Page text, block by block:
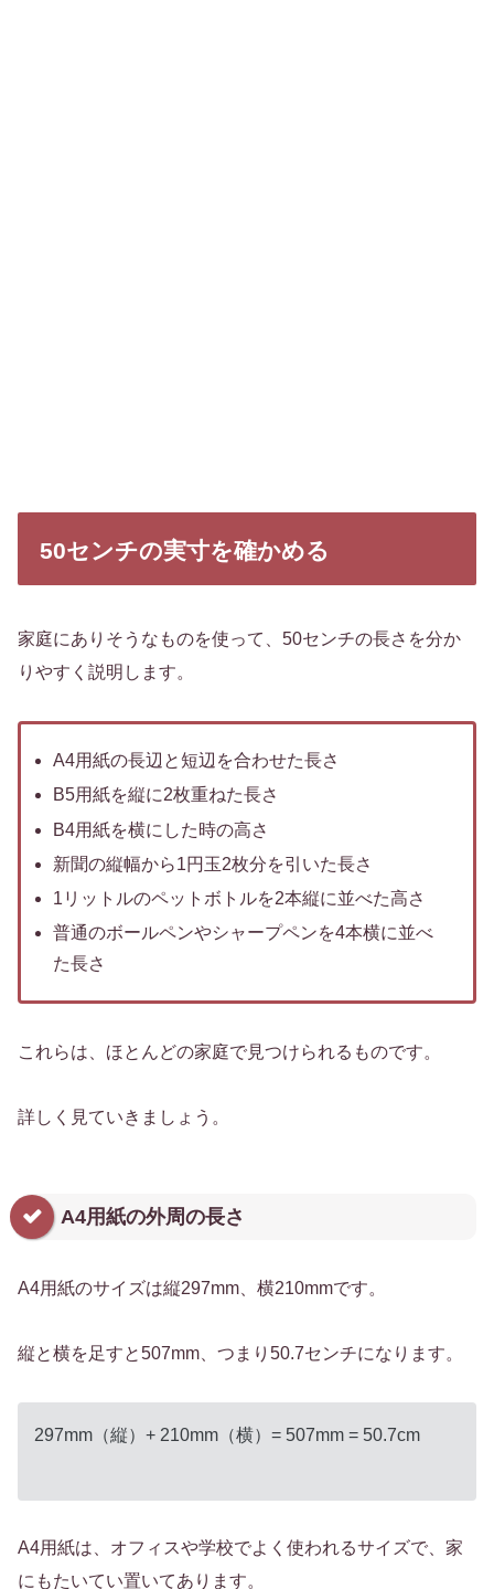
50センチの実寸を確かめる
家庭にありそうなものを使って、50センチの長さを分か
りやすく説明します。
A4用紙の長辺と短辺を合わせた長さ
B5用紙を縦に2枚重ねた長さ
B4用紙を横にした時の高さ
新聞の縦幅から1円玉2枚分を引いた長さ
1リットルのペットボトルを2本縦に並べた高さ
普通のボールペンやシャープペンを4本横に並べ
た長さ
これらは、ほとんどの家庭で見つけられるものです。
詳しく見ていきましょう。
A4用紙の外周の長さ
A4用紙のサイズは縦297mm、横210mmです。
縦と横を足すと507mm、つまり50.7センチになります。
297mm（縦）+ 210mm（横）= 507mm = 50.7cm
A4用紙は、オフィスや学校でよく使われるサイズで、家
にもたいてい置いてあります。